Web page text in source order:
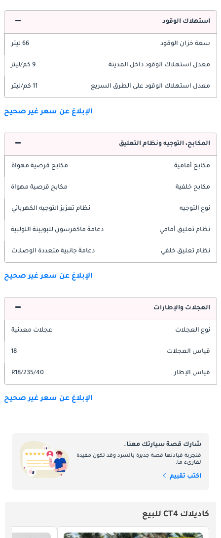
استهلاك الوقود
سعة خزان الوقود 66 ليتر
معدل استهلاك الوقود داخل المدينة 9 كم/ليتر
معدل استهلاك الوقود على الطرق السريع 11 كم/ليتر
الإبلاغ عن سعر غير صحيح
المكابح، التوجيه ونظام التعليق
مكابح أمامية مكابح قرصية مهواة
مكابح خلفية مكابح قرصية مهواة
نوع التوجيه نظام تعزيز التوجيه الكهربائي
نظام تعليق أمامي دعامة ماكفرسون للبوبينة اللولبية
نظام تعليق خلفي دعامة جانبية متعددة الوصلات
الإبلاغ عن سعر غير صحيح
العجلات والإطارات
نوع العجلات عجلات معدنية
قياس العجلات 18
قياس الإطار 235/40/R18
الإبلاغ عن سعر غير صحيح
شارك قصة سيارتك معنا.
فتجربة قيادتها قصة جديرة بالسرد وقد تكون مفيدة
لقارىء ما.
اكتب تقييم
كاديلاك CT4 للبيع